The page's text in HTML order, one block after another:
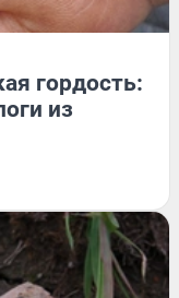
гордость:
из